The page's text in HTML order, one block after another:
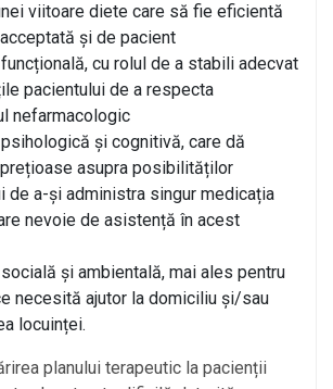
viitoare diete care să fie eficientă
și de pacient
cu rolul de a stabili adecvat
pacientului de a respecta
nefarmacologic
și cognitivă, care dă
asupra posibilităților
de a-și administra singur medicația
nevoie de asistență în acest
și ambientală, mai ales pentru
necesită ajutor la domiciliu și/sau
locuinței.
planului terapeutic la pacienții